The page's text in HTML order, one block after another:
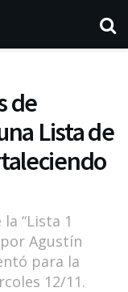
de
Lista de
“Lista 1
Agustín
para la
12/11.